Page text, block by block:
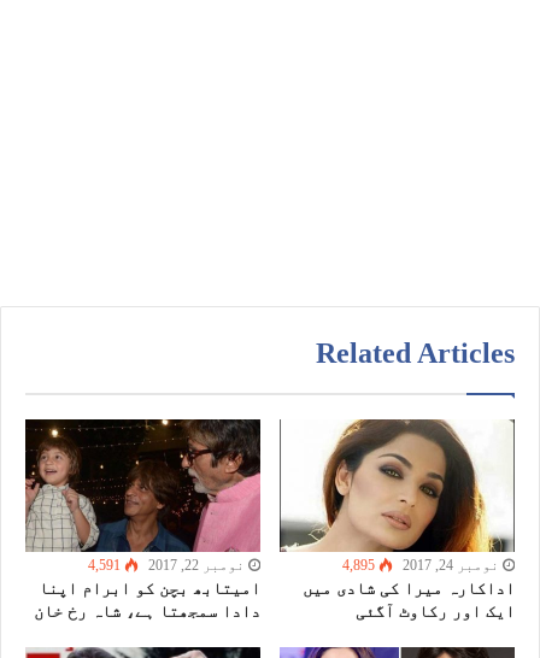
Related Articles
نومبر 24, 2017 4,895
اداکارہ میرا کی شادی میں
ایک اور رکاوٹ آگئی
نومبر 22, 2017 4,591
امیتابھ بچن کو ابرام اپنا
دادا سمجھتا ہے، شاہ رخ خان